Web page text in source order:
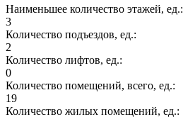
Наименьшее количество этажей, ед.:
3
Количество подъездов, ед.:
2
Количество лифтов, ед.:
0
Количество помещений, всего, ед.:
19
Количество жилых помещений, ед.: